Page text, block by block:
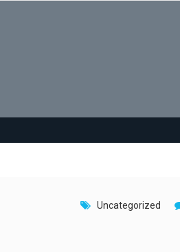
Uncategorized